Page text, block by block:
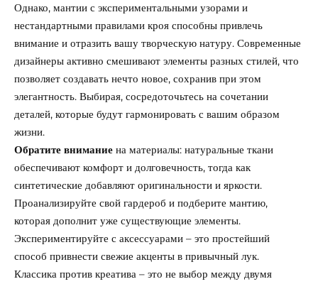
Однако, мантии с экспериментальными узорами и
нестандартными правилами кроя способны привлечь
внимание и отразить вашу творческую натуру. Современные
дизайнеры активно смешивают элементы разных стилей, что
позволяет создавать нечто новое, сохранив при этом
элегантность. Выбирая, сосредоточьтесь на сочетании
деталей, которые будут гармонировать с вашим образом
жизни.
Обратите внимание на материалы: натуральные ткани
обеспечивают комфорт и долговечность, тогда как
синтетические добавляют оригинальности и яркости.
Проанализируйте свой гардероб и подберите мантию,
которая дополнит уже существующие элементы.
Экспериментируйте с аксессуарами – это простейший
способ привнести свежие акценты в привычный лук.
Классика против креатива – это не выбор между двумя